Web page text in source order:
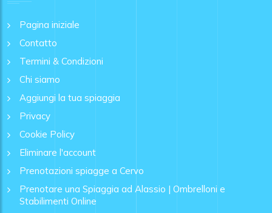
Pagina iniziale
Contatto
Termini & Condizioni
Chi siamo
Aggiungi la tua spiaggia
Privacy
Cookie Policy
Eliminare l'account
Prenotazioni spiagge a Cervo
Prenotare una Spiaggia ad Alassio | Ombrelloni e
Stabilimenti Online